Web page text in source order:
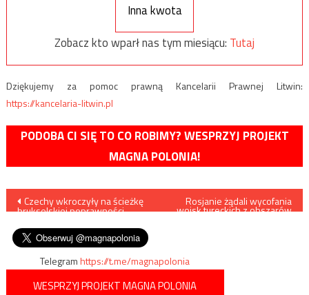
Inna kwota
Zobacz kto wparł nas tym miesiącu: Tutaj
Dziękujemy za pomoc prawną Kancelarii Prawnej Litwin:
https://kancelaria-litwin.pl
PODOBA CI SIĘ TO CO ROBIMY? WESPRZYJ PROJEKT
MAGNA POLONIA!
Nawigacja
wpisu
Czechy wkroczyły na ścieżkę
brukselskiej poprawności
Rosjanie żądali wycofania
wojsk tureckich z obszarów
Telegramhttps://t.me/magnapolonia
WESPRZYJ PROJEKT MAGNA POLONIA